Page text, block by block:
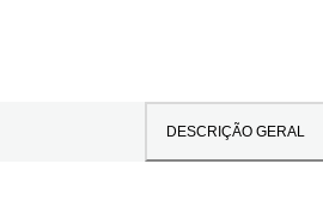
DESCRIÇÃO GERAL